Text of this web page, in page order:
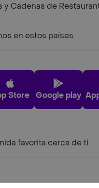
y Cadenas de
en estos países
Store Google play
favorita cerca de ti